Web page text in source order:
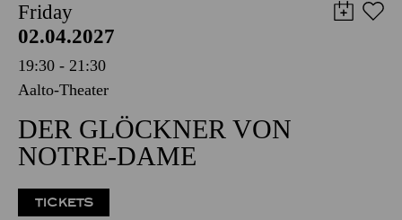
Friday
02.04.2027
19:30 - 21:30
Aalto-Theater
DER GLÖCKNER VON
NOTRE-DAME
TICKETS